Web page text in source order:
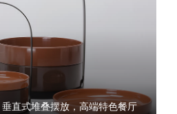
直式堆叠摆放，高端特色餐厅